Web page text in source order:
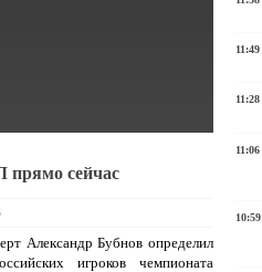
прямо сейчас
Александр Бубнов определил
игроков чемпионата
11:49
11:28
11:06
10:59